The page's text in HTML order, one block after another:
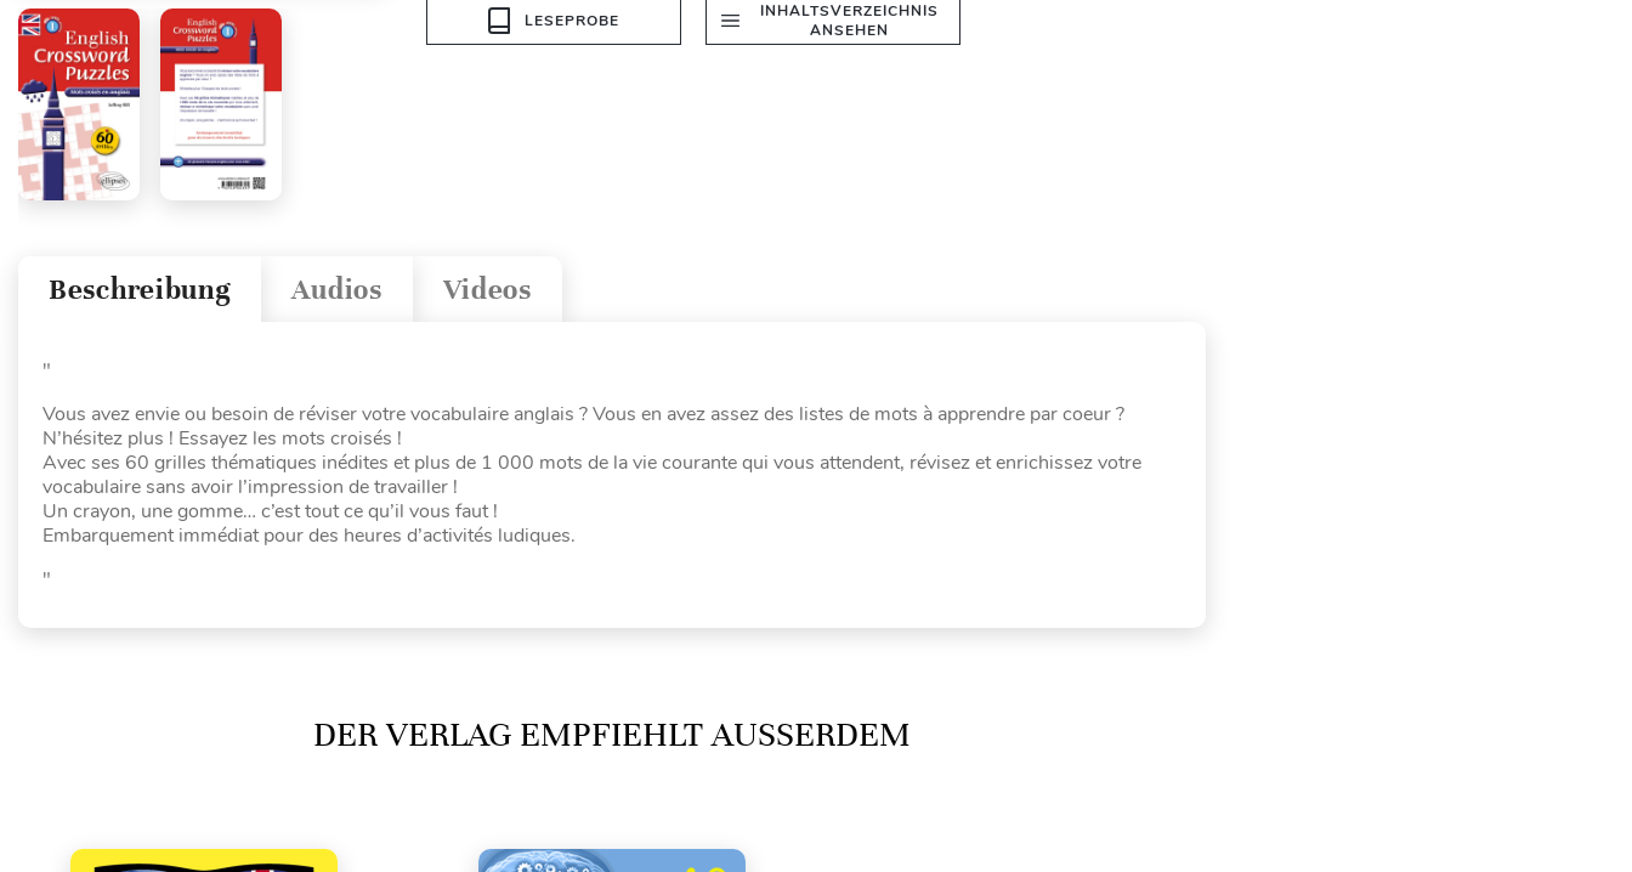
LESEPROBE
INHALTSVERZEICHNIS
ANSEHEN
Videos
Audios
Beschreibung
"
Vous avez envie ou besoin de réviser votre vocabulaire anglais ? Vous en avez assez des listes de mots à apprendre par coeur ?
N’hésitez plus ! Essayez les mots croisés !
Avec ses 60 grilles thématiques inédites et plus de 1 000 mots de la vie courante qui vous attendent, révisez et enrichissez votre
vocabulaire sans avoir l’impression de travailler !
Un crayon, une gomme… c’est tout ce qu’il vous faut !
Embarquement immédiat pour des heures d’activités ludiques.
"
DER VERLAG EMPFIEHLT AUSSERDEM